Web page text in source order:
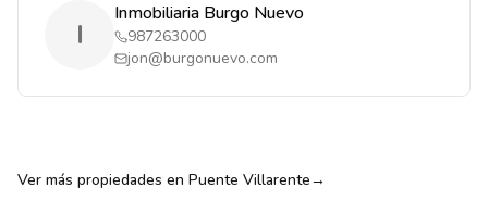
I
Inmobiliaria Burgo Nuevo
987263000
jon@burgonuevo.com
Ver más propiedades en Puente Villarente→